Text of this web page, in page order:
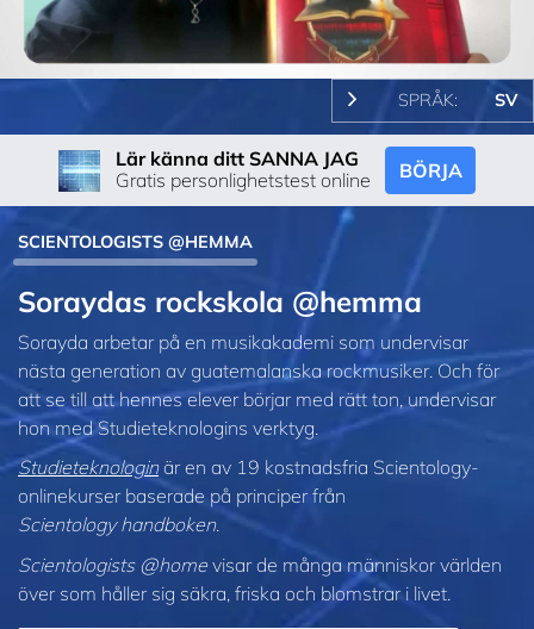
Video
SPRÅK: SV
Lär känna ditt SANNA JAG
Gratis personlighetstest online
BÖRJA
SCIENTOLOGISTS @HEMMA
Soraydas rockskola @hemma
Sorayda arbetar på en musikakademi som undervisar
nästa generation av guatemalanska rockmusiker. Och för
att se till att hennes elever börjar med rätt ton, undervisar
hon med Studieteknologins verktyg.
Studieteknologinär en av 19 kostnadsfria Scientology-
onlinekurser baserade på principer från
Scientology handboken.
Scientologists @home visar de många människor världen
över som håller sig säkra, friska och blomstrar i livet.